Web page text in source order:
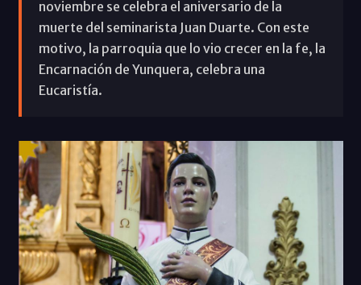
noviembre se celebra el aniversario de la
muerte del seminarista Juan Duarte. Con este
motivo, la parroquia que lo vio crecer en la fe, la
Encarnación de Yunquera, celebra una
Eucaristía.